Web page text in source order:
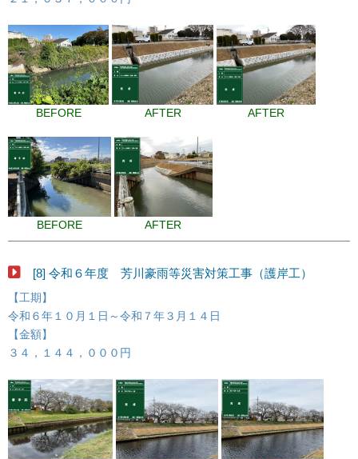
BEFORE AFTER AFTER
BEFORE AFTER
[8] 令和６年度 芳川豪雨等災害対策工事（護岸工）
【工期】
令和６年１０月１日～令和７年３月１４日
【金額】
３４，１４４，０００円